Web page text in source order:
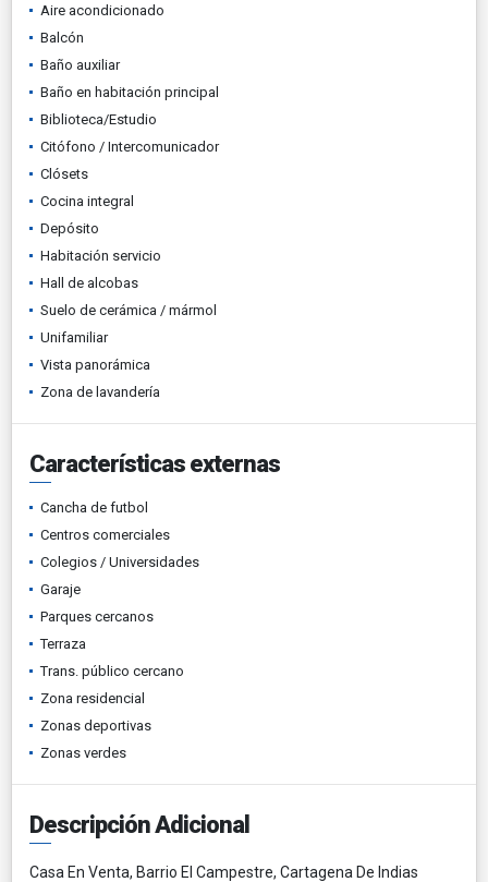
Aire acondicionado
Balcón
Baño auxiliar
Baño en habitación principal
Biblioteca/Estudio
Citófono / Intercomunicador
Clósets
Cocina integral
Depósito
Habitación servicio
Hall de alcobas
Suelo de cerámica / mármol
Unifamiliar
Vista panorámica
Zona de lavandería
Características externas
Cancha de futbol
Centros comerciales
Colegios / Universidades
Garaje
Parques cercanos
Terraza
Trans. público cercano
Zona residencial
Zonas deportivas
Zonas verdes
Descripción Adicional
Casa En Venta, Barrio El Campestre, Cartagena De Indias